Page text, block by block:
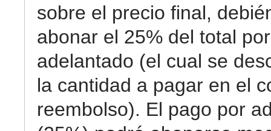
sobre el precio final,
abonar el 25% del total por
adelantado (el cual se
la cantidad a pagar en el
reembolso). El pago por